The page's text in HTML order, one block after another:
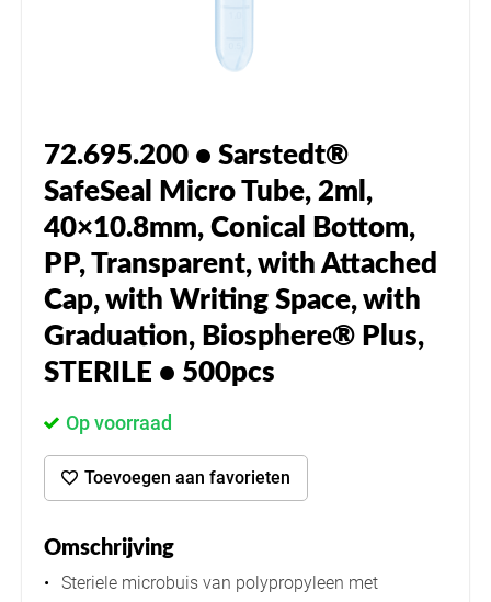
72.695.200 • Sarstedt®
SafeSeal Micro Tube, 2ml,
40×10.8mm, Conical Bottom,
PP, Transparent, with Attached
Cap, with Writing Space, with
Graduation, Biosphere® Plus,
STERILE • 500pcs
Op voorraad
Toevoegen aan favorieten
Omschrijving
Steriele microbuis van polypropyleen met